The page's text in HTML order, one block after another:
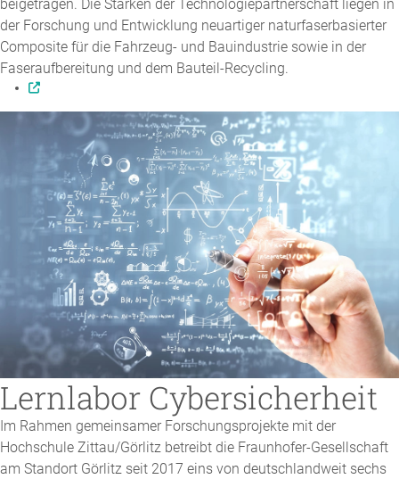
beigetragen. Die Stärken der Technologiepartnerschaft liegen in
der Forschung und Entwicklung neuartiger naturfaserbasierter
Composite für die Fahrzeug- und Bauindustrie sowie in der
Faseraufbereitung und dem Bauteil-Recycling.
Lernlabor Cybersicherheit
Im Rahmen gemeinsamer Forschungsprojekte mit der
Hochschule Zittau/Görlitz betreibt die Fraunhofer-Gesellschaft
am Standort Görlitz seit 2017 eins von deutschlandweit sechs